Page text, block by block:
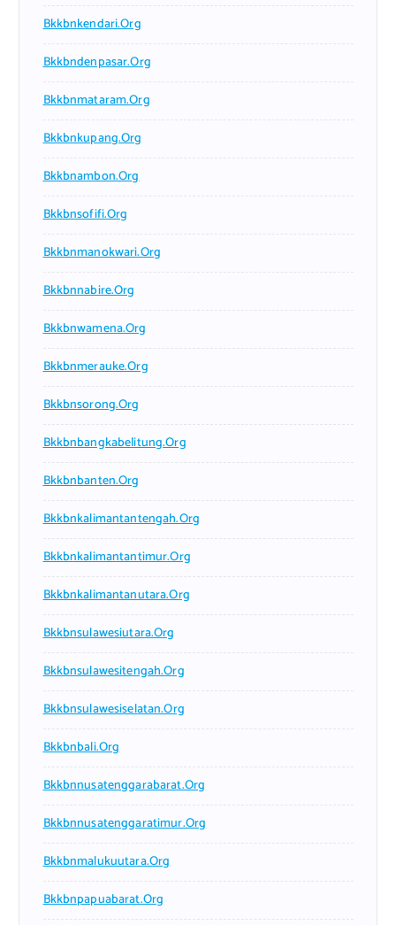
Bkkbnkendari.org
Bkkbndenpasar.org
Bkkbnmataram.org
Bkkbnkupang.org
Bkkbnambon.org
Bkkbnsofifi.org
Bkkbnmanokwari.org
Bkkbnnabire.org
Bkkbnwamena.org
Bkkbnmerauke.org
Bkkbnsorong.org
Bkkbnbangkabelitung.org
Bkkbnbanten.org
Bkkbnkalimantantengah.org
Bkkbnkalimantantimur.org
Bkkbnkalimantanutara.org
Bkkbnsulawesiutara.org
Bkkbnsulawesitengah.org
Bkkbnsulawesiselatan.org
Bkkbnbali.org
Bkkbnnusatenggarabarat.org
Bkkbnnusatenggaratimur.org
Bkkbnmalukuutara.org
Bkkbnpapuabarat.org